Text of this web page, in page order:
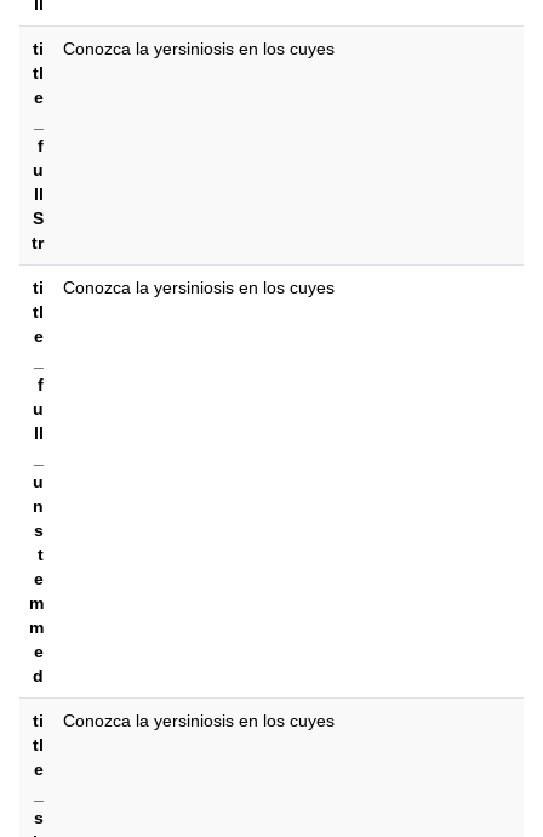
ti
tl
e
f
u
ll
S
tr
Conozca la yersiniosis en los cuyes
ti
tl
e
f
u
ll
u
n
s
t
e
m
m
e
d
Conozca la yersiniosis en los cuyes
ti
tl
e
s
Conozca la yersiniosis en los cuyes